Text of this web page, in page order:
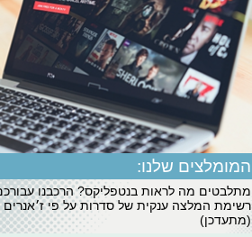
המומלצים שלנו:
מתלבטים מה לראות בנטפליקס? הרכבנו
רשימת המלצה ענקית של סדרות על פי ז׳אנרים
(מתעדכן)